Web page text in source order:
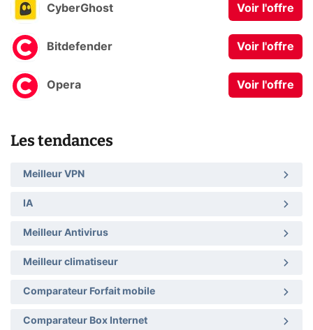
CyberGhost Voir l'offre
Bitdefender Voir l'offre
Opera Voir l'offre
Les tendances
Meilleur VPN
IA
Meilleur Antivirus
Meilleur climatiseur
Comparateur Forfait mobile
Comparateur Box Internet